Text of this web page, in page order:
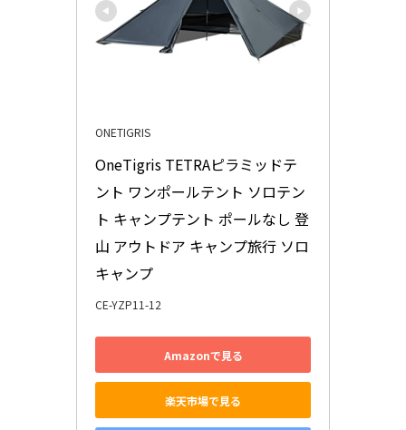
ONETIGRIS
OneTigris TETRAピラミッドテ
ント ワンポールテント ソロテン
ト キャンプテント ポールなし 登
山 アウトドア キャンプ旅行 ソロ
キャンプ
CE-YZP11-12
Amazonで見る
楽天市場で見る